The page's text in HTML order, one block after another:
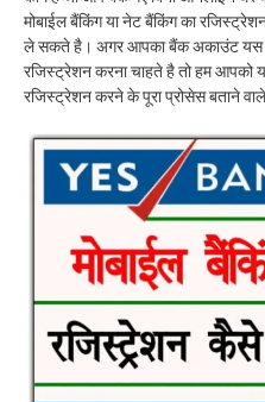
मोबाईल बैंकिंग या नेट बैंकिंग का
ले सकते है। अगर आपका बैंक अकाउंट यस
रजिस्ट्रेशन करना चाहते है तो हम आपको
रजिस्ट्रेशन करने के पूरा प्रोसेस बताने